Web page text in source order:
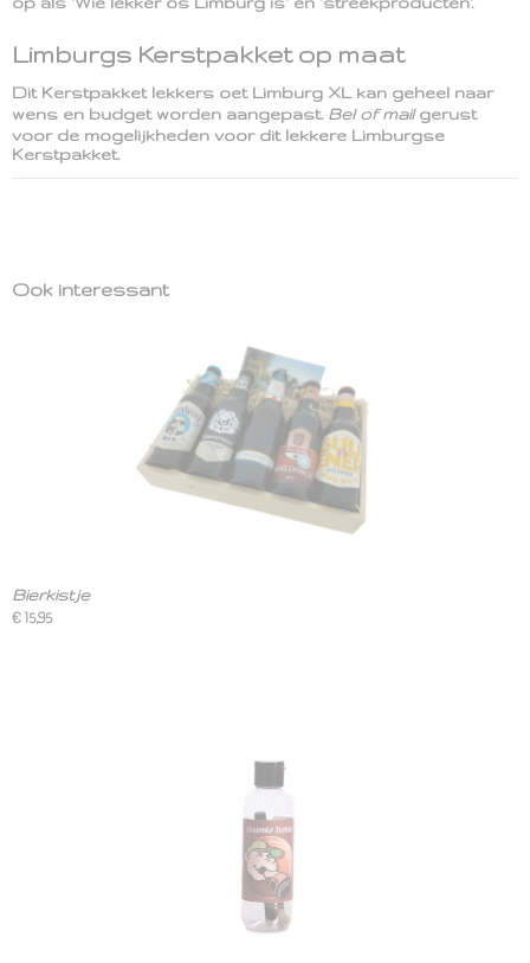
Limburgs Kerstpakket op maat
Dit Kerstpakket lekkers oet Limburg XL kan geheel naar
wens en budget worden aangepast. Bel of mailgerust
voor de mogelijkheden voor dit lekkere Limburgse
Kerstpakket.
Ook interessant
Bierkistje
€ 15,95